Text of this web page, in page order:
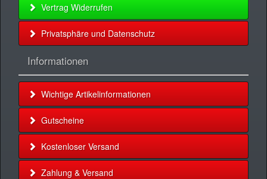
Vertrag Widerrufen
Privatsphäre und Datenschutz
Informationen
Wichtige Artikelinformationen
Gutscheine
Kostenloser Versand
Zahlung & Versand